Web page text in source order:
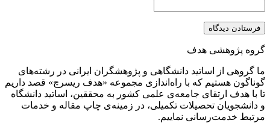
گروه پژوهشی هدف
ما گروهی از اساتید دانشگاهی و پژوهشگران ایرانی در رشته‌های
گوناگون هستیم که با راه‌اندازی مجموعه «هدف ریسرچ» قصد داریم
تا با هدف ارتقای جامعه‌ی علمی کشور به محققین، اساتید دانشگاه
و دانشجویان تحصیلات تکمیلی، در زمینه‌ی چاپ مقاله و خدمات
مرتبط خدمت‌رسانی نماییم.